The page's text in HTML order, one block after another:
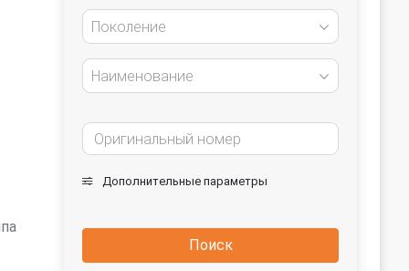
Поколение
Наименование
Дополнительные параметры
Поиск